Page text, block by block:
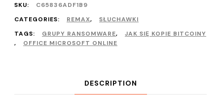
SKU:
C65836ADF1B9
CATEGORIES:
REMAX,
SŁUCHAWKI
TAGS:
GRUPY RANSOMWARE,
JAK SIĘ KOPIE BITCOINY
,
OFFICE MICROSOFT ONLINE
DESCRIPTION